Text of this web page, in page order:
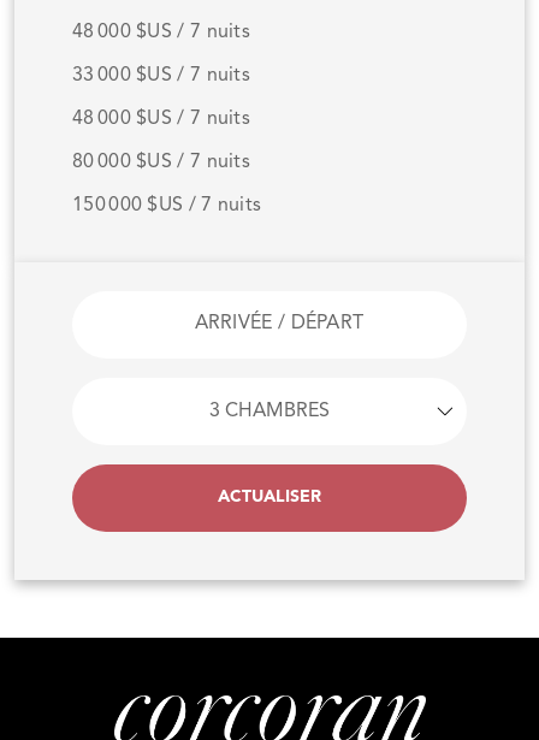
48 000 $US / 7 nuits
33 000 $US / 7 nuits
48 000 $US / 7 nuits
80 000 $US / 7 nuits
150 000 $US / 7 nuits
ACTUALISER